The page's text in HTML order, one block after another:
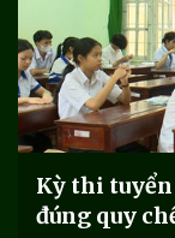
Kỳ thi tuyển
đúng quy